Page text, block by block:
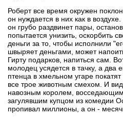
Роберт все время окружен
он нуждается в них как в
он грубо раздвинет пары,
попытается унизить, оскорбить
деньги за то, чтобы исполнили
швыряет деньгами, может
Гирту подарков, напиться сам.
молодец усядется в тачку, а два
птенца в хмельном угаре
все трое животным смехом. И
навозным королем,
загулявшим купцом из комедии
пропивал миллионы, а он -